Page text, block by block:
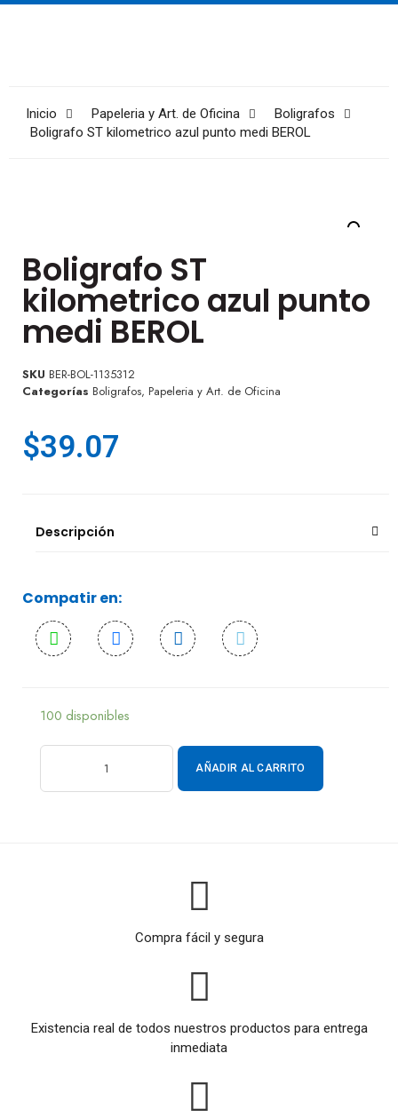
Inicio Papeleria y Art. de Oficina
Boligrafos
Boligrafo ST kilometrico azul punto medi BEROL
Boligrafo ST
kilometrico azul punto
medi BEROL
SKU BER-BOL-1135312
Categorías Boligrafos, Papeleria y Art. de Oficina
$39.07
Descripción
Compatir en:
100 disponibles
AÑADIR AL CARRITO
Compra fácil y segura
Existencia real de todos nuestros productos para entrega
inmediata